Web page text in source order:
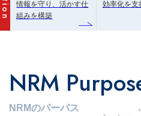
情報を守り、活かす仕
組みを構築
効率化を支
NRM
NRMのパーパス